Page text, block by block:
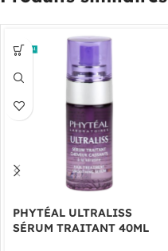
PHYTÉAL ULTRALISS
SÉRUM TRAITANT 40ML